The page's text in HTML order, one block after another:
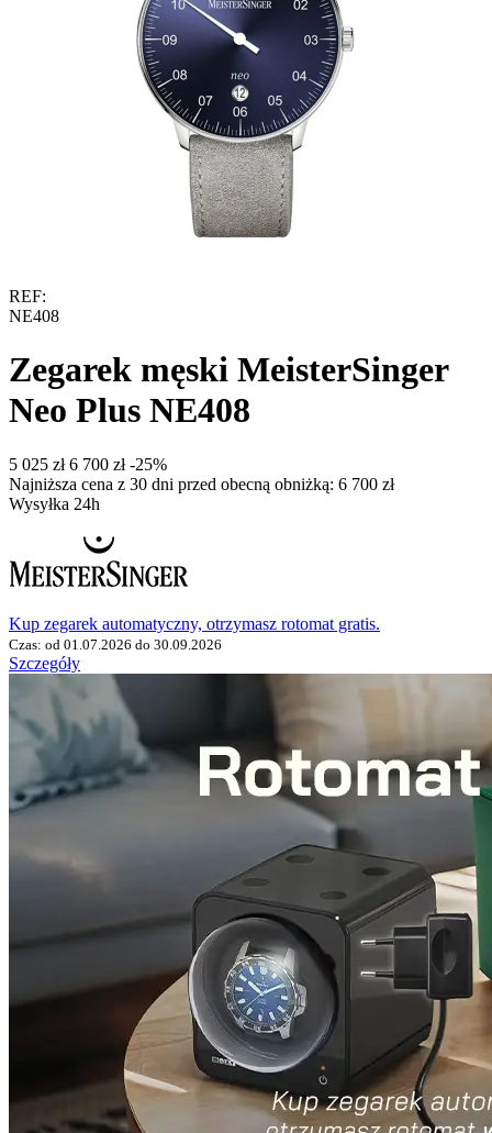
REF:
NE408
Zegarek męski MeisterSinger
Neo Plus NE408
‍5 025‍ zł ‍6 700‍ zł -25%
Najniższa cena z 30 dni przed obecną obniżką: 6 700 zł
Wysyłka 24h
Kup zegarek automatyczny, otrzymasz rotomat gratis.
Czas: od 01.07.2026 do 30.09.2026
Szczegóły